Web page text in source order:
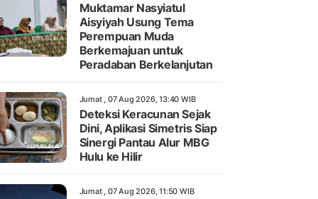
Muktamar Nasyiatul
Aisyiyah Usung Tema
Perempuan Muda
Berkemajuan untuk
Peradaban Berkelanjutan
Jumat , 07 Aug 2026, 13:40 WIB
Deteksi Keracunan Sejak
Dini, Aplikasi Simetris Siap
Sinergi Pantau Alur MBG
Hulu ke Hilir
Jumat , 07 Aug 2026, 11:50 WIB